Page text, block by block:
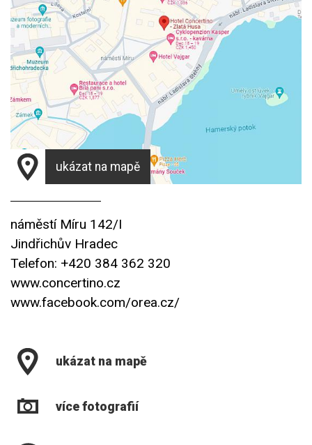
ukázat na mapě
náměstí Míru 142/I
Jindřichův Hradec
Telefon: +420 384 362 320
www.concertino.cz
www.facebook.com/orea.cz/
ukázat na mapě
více fotografií